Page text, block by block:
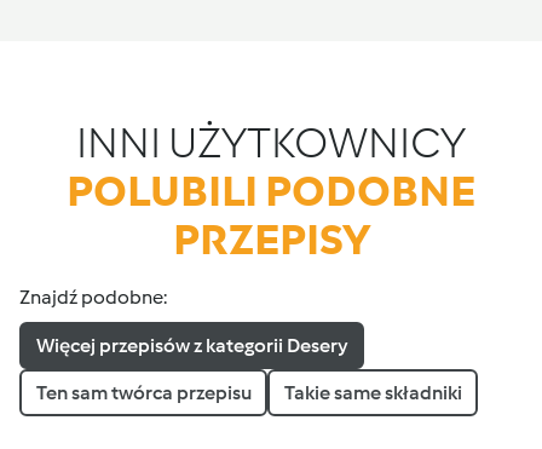
INNI UŻYTKOWNICY
POLUBILI PODOBNE
PRZEPISY
Znajdź podobne:
Więcej przepisów z kategorii Desery
Ten sam twórca przepisu Takie same składniki